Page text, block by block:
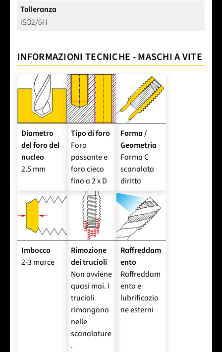
Tolleranza
ISO2/6H
INFORMAZIONI TECNICHE - MASCHI A VITE
Diametro
del foro del
nucleo
2.5 mm
Tipo di foro
Foro
passante e
foro cieco
fino a 2 x D
Forma /
Geometria
Forma C
scanalata
diritta
Imbocco
2-3 marce
Rimozione
dei trucioli
Non avviene
quasi mai. I
trucioli
rimangono
nelle
scanalature
.
Raffreddam
ento
Raffreddam
ento e
lubrificazio
ne esterni